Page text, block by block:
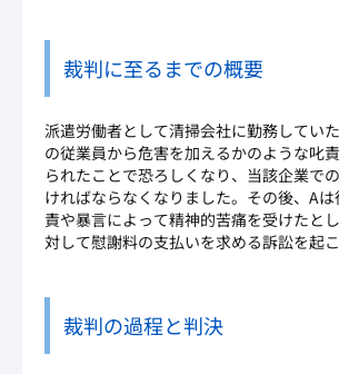
裁判に至るまでの概要
派遣労働者として清掃会社に勤務してい
の従業員から危害を加えるかのような叱
られたことで恐ろしくなり、当該企業で
ければならなくなりました。その後、A
責や暴言によって精神的苦痛を受けたと
対して慰謝料の支払いを求める訴訟を起こ
裁判の過程と判決